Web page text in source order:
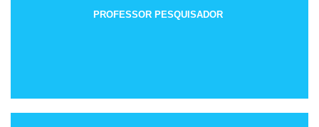
PROFESSOR PESQUISADOR